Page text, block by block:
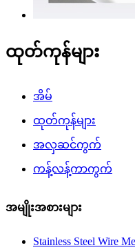
ထုတ်ကုန်များ
အိမ်
ထုတ်ကုန်များ
အလှဆင်ကွက်
ကန့်လန့်ကာကွက်
အမျိုးအစားများ
Stainless Steel Wire